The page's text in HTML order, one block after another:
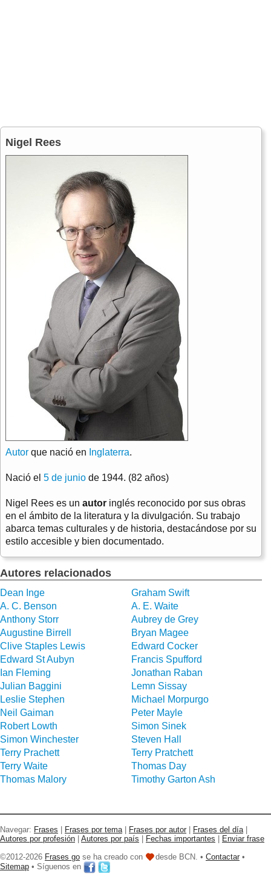
Nigel Rees
Autor que nació en Inglaterra.
Nació el 5 de junio de 1944. (82 años)
Nigel Rees es un autor inglés reconocido por sus obras
en el ámbito de la literatura y la divulgación. Su trabajo
abarca temas culturales y de historia, destacándose por su
estilo accesible y bien documentado.
Autores relacionados
Dean Inge
Graham Swift
A. C. Benson
A. E. Waite
Anthony Storr
Aubrey de Grey
Augustine Birrell
Bryan Magee
Clive Staples Lewis
Edward Cocker
Edward St Aubyn
Francis Spufford
Ian Fleming
Jonathan Raban
Julian Baggini
Lemn Sissay
Leslie Stephen
Michael Morpurgo
Neil Gaiman
Peter Mayle
Robert Lowth
Simon Sinek
Simon Winchester
Steven Hall
Terry Prachett
Terry Pratchett
Terry Waite
Thomas Day
Thomas Malory
Timothy Garton Ash
Navegar: Frases Frases por tema| Frases por autor Frases del día|
Autores por profesión
Autores por país Fechas importantes
Enviar frase
©2012-2026 Frases go se ha creado con desde BCN. • Contactar •
Sitemap • Síguenos en